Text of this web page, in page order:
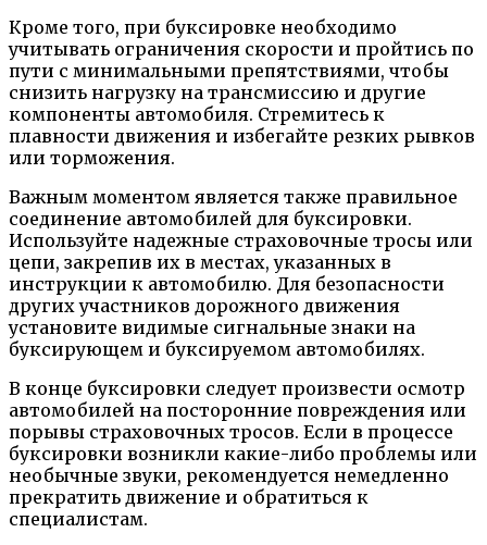
Кроме того, при буксировке необходимо
учитывать ограничения скорости и пройтись по
пути с минимальными препятствиями, чтобы
снизить нагрузку на трансмиссию и другие
компоненты автомобиля. Стремитесь к
плавности движения и избегайте резких рывков
или торможения.
Важным моментом является также правильное
соединение автомобилей для буксировки.
Используйте надежные страховочные тросы или
цепи, закрепив их в местах, указанных в
инструкции к автомобилю. Для безопасности
других участников дорожного движения
установите видимые сигнальные знаки на
буксирующем и буксируемом автомобилях.
В конце буксировки следует произвести осмотр
автомобилей на посторонние повреждения или
порывы страховочных тросов. Если в процессе
буксировки возникли какие-либо проблемы или
необычные звуки, рекомендуется немедленно
прекратить движение и обратиться к
специалистам.